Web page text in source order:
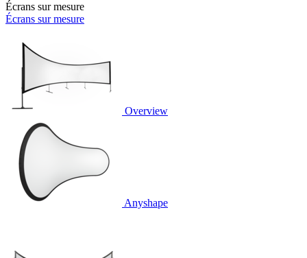
Écrans sur mesure
Écrans sur mesure
Overview
Anyshape